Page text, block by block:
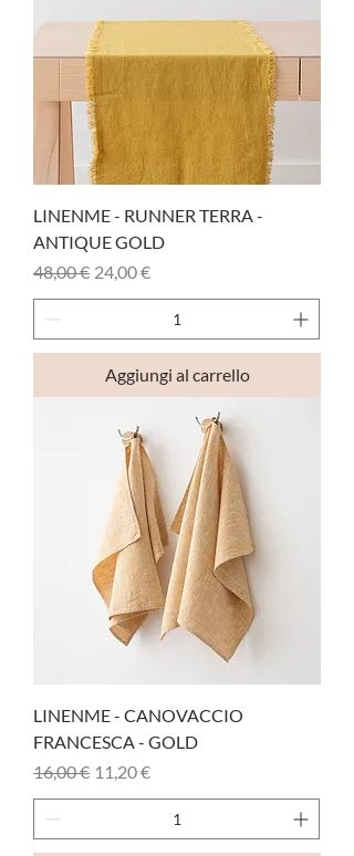
LINENME - RUNNER TERRA -
ANTIQUE GOLD
Prezzo regolare
48,00 € Prezzo scontato
24,00 €
Aggiungi al carrello
LINENME - CANOVACCIO
FRANCESCA - GOLD
Prezzo regolare
16,00 € Prezzo scontato
11,20 €